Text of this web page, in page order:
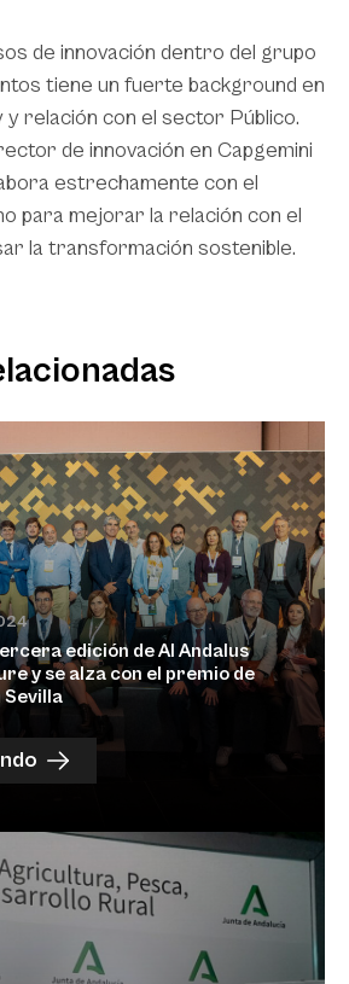
de innovación dentro del grupo
tiene un fuerte background en
y relación con el sector Público.
de innovación en Capgemini
estrechamente con el
para mejorar la relación con el
la transformación sostenible.
edición de Al Andalus
y se alza con el premio de
Sevilla